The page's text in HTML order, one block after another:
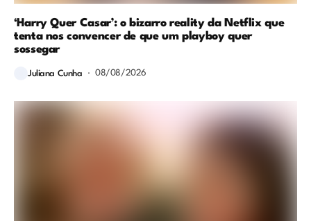
‘Harry Quer Casar’: o bizarro reality da Netflix que
tenta nos convencer de que um playboy quer
sossegar
Juliana Cunha 08/08/2026